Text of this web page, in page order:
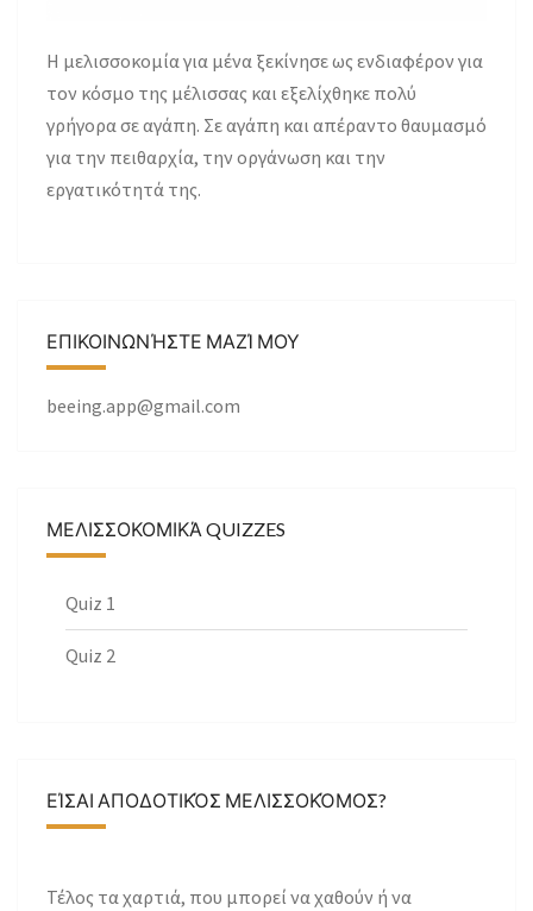
H μελισσοκομία για μένα ξεκίνησε ως ενδιαφέρον για
τον κόσμο της μέλισσας και εξελίχθηκε πολύ
γρήγορα σε αγάπη. Σε αγάπη και απέραντο θαυμασμό
για την πειθαρχία, την οργάνωση και την
εργατικότητά της.
ΕΠΙΚΟΙΝΩΝΉΣΤΕ ΜΑΖΊ ΜΟΥ
beeing.app@gmail.com
ΜΕΛΙΣΣΟΚΟΜΙΚΆ QUIZZES
Quiz 1
Quiz 2
ΕΊΣΑΙ ΑΠΟΔΟΤΙΚΌΣ ΜΕΛΙΣΣΟΚΌΜΟΣ?
Τέλος τα χαρτιά, που μπορεί να χαθούν ή να